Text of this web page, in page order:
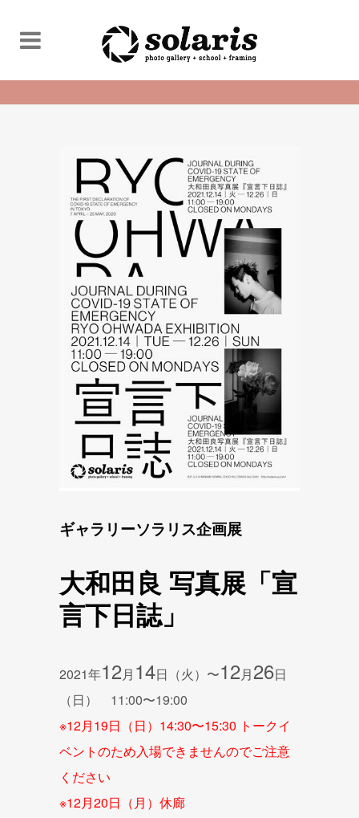
ギャラリーソラリス企画展
大和田良 写真展「宣
言下日誌」
2021年12月 14日（火）〜12月26日
（日） 11:00〜19:00
※12月19日（日）14:30〜15:30 トークイ
ベントのため入場できませんのでご注意
ください
※12月20日（月）休廊